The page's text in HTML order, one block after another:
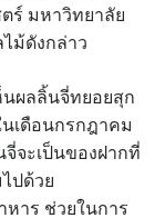
ร์ มหาวิทยาลัย
ม้ดังกล่าว
นผลลิ้นจี่ทยอยสุก
นเดือนกรกฎาคม
จะเป็นของฝากที่
ปด้วย
หาร ช่วยในการ